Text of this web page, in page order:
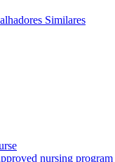
Similares
nursing program